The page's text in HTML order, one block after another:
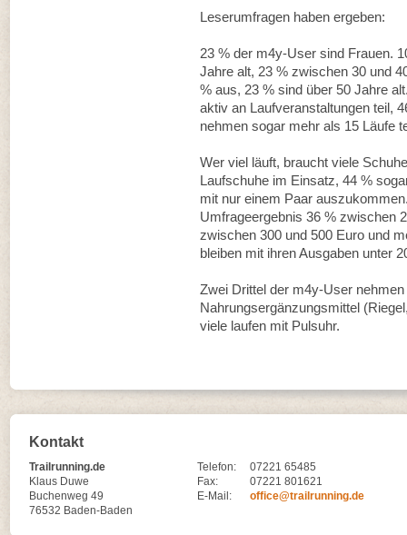
Leserumfragen haben ergeben:
23 % der m4y-User sind Frauen.
Jahre alt, 23 % zwischen 30 und
% aus, 23 % sind über 50 Jahre
aktiv an Laufveranstaltungen teil,
nehmen sogar mehr als 15 Läufe
Wer viel läuft, braucht viele
Laufschuhe im Einsatz, 44 %
mit nur einem Paar
Umfrageergebnis 36 % zwischen
zwischen 300 und 500 Euro und
bleiben mit ihren Ausgaben unter
Zwei Drittel der m4y-User
Nahrungsergänzungsmittel
viele laufen mit Pulsuhr.
Kontakt
Trailrunning.de
Klaus Duwe
Buchenweg 49
76532 Baden-Baden
Telefon:
07221 65485
Fax:
07221 801621
E-Mail:
office@trailrunning.de